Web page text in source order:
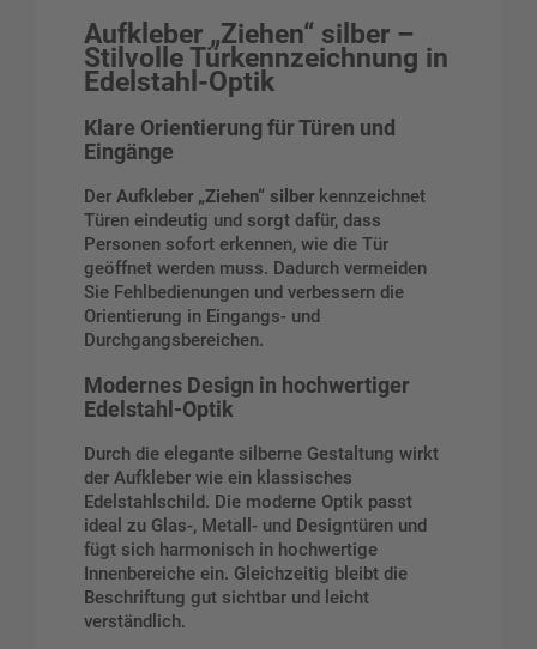
Aufkleber „Ziehen“ silber –
Stilvolle Türkennzeichnung in
Edelstahl-Optik
Klare Orientierung für Türen und
Eingänge
Der Aufkleber „Ziehen“ silber kennzeichnet
Türen eindeutig und sorgt dafür, dass
Personen sofort erkennen, wie die Tür
geöffnet werden muss. Dadurch vermeiden
Sie Fehlbedienungen und verbessern die
Orientierung in Eingangs- und
Durchgangsbereichen.
Modernes Design in hochwertiger
Edelstahl-Optik
Durch die elegante silberne Gestaltung wirkt
der Aufkleber wie ein klassisches
Edelstahlschild. Die moderne Optik passt
ideal zu Glas-, Metall- und Designtüren und
fügt sich harmonisch in hochwertige
Innenbereiche ein. Gleichzeitig bleibt die
Beschriftung gut sichtbar und leicht
verständlich.